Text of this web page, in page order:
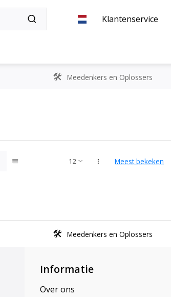
Klantenservice
Meedenkers en Oplossers
Meest bekeken
Meedenkers en Oplossers
Informatie
Over ons